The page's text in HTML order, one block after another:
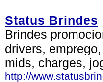
Status Brindes
Brindes
drivers,
mids, charges,
http://